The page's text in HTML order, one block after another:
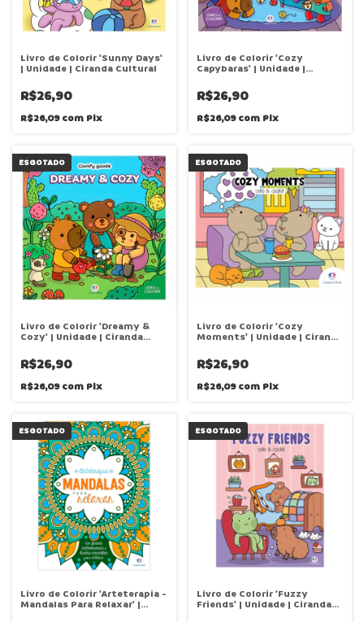
Livro de Colorir 'Sunny Days'
| Unidade | Ciranda Cultural
R$26,90
R$26,09com Pix
Livro de Colorir 'Cozy
Capybaras' | Unidade |
R$26,90
R$26,09com Pix
ESGOTADO
Livro de Colorir 'Dreamy &
Cozy' | Unidade | Ciranda
R$26,90
R$26,09com Pix
ESGOTADO
Livro de Colorir 'Cozy
Moments' | Unidade | Ciranda
R$26,90
R$26,09com Pix
ESGOTADO
Livro de Colorir 'Arteterapia -
Mandalas Para Relaxar' |
ESGOTADO
Livro de Colorir 'Fuzzy
Friends' | Unidade | Ciranda